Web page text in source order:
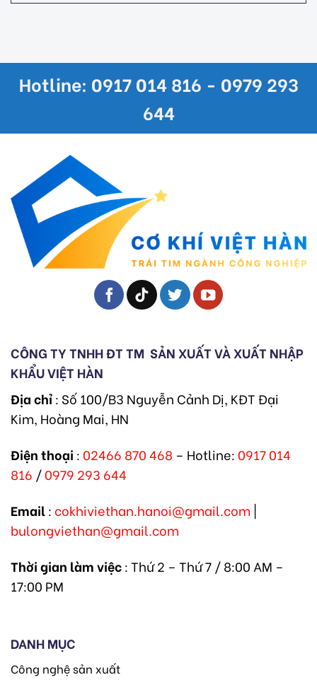
Hotline: 0917 014 816 - 0979 293
644
CÔNG TY TNHH ĐT TM SẢN XUẤT VÀ XUẤT NHẬP
KHẨU VIỆT HÀN
Địa chỉ: Số 100/B3 Nguyễn Cảnh Dị, KĐT Đại
Kim, Hoàng Mai, HN
Điện thoại : 02466 870 468 – Hotline: 0917 014
816 /0979 293 644
Email: cokhiviethan.hanoi@gmail.com |
bulongviethan@gmail.com
Thời gian làm việc: Thứ 2 – Thứ 7 / 8:00 AM –
17:00 PM
DANH MỤC
Công nghệ sản xuất